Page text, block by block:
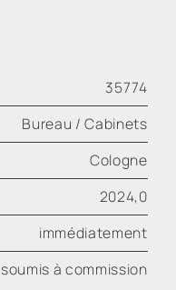
35774
Bureau / Cabinets
Cologne
2024,0
immédiatement
soumis à commission